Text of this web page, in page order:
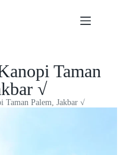
Taman
√
Taman Palem, Jakbar √